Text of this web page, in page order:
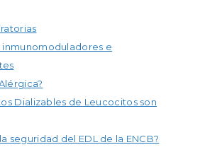
e
Dializables de Leucocitos son
seguridad del EDL de la ENCB?